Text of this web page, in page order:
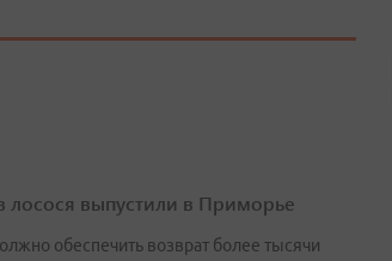
лосося выпустили в Приморье
обеспечить возврат более тысячи